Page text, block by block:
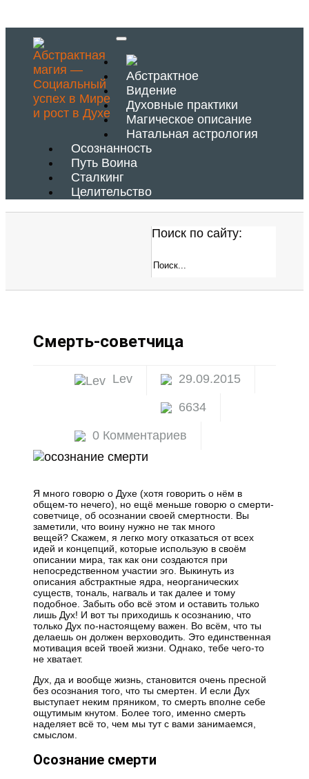
Абстрактное
Видение
Духовные практики
Магическое описание
Натальная астрология
Осознанность
Путь Воина
Сталкинг
Целительство
Поиск по сайту:
Смерть-советчица
Lev 29.09.2015
6634
0 Комментариев
Я много говорю о Духе (хотя говорить о нём в
общем-то нечего), но ещё меньше говорю о смерти-
советчице, об осознании своей смертности. Вы
заметили, что воину нужно не так много
вещей? Скажем, я легко могу отказаться от всех
идей и концепций, которые использую в своём
описании мира, так как они создаются при
непосредственном участии эго. Выкинуть из
описания абстрактные ядра, неорганических
существ, тональ, нагваль и так далее и тому
подобное. Забыть обо всё этом и оставить только
лишь Дух! И вот ты приходишь к осознанию, что
только Дух по-настоящему важен. Во всём, что ты
делаешь он должен верховодить. Это единственная
мотивация всей твоей жизни. Однако, тебе чего-то
не хватает.
Дух, да и вообще жизнь, становится очень пресной
без осознания того, что ты смертен. И если Дух
выступает неким пряником, то смерть вполне себе
ощутимым кнутом. Более того, именно смерть
наделяет всё то, чем мы тут с вами занимаемся,
смыслом.
Осознание смерти